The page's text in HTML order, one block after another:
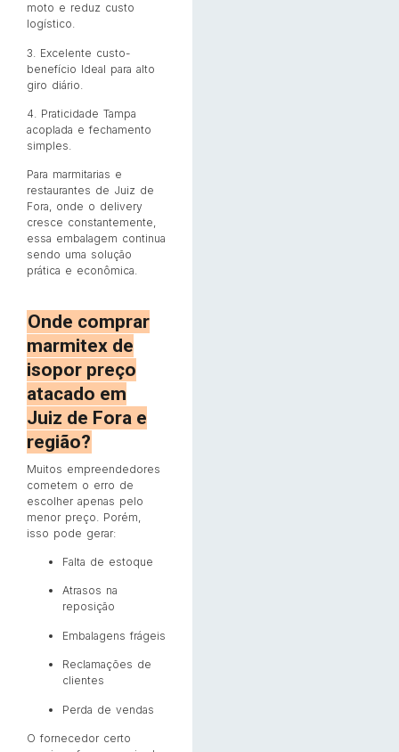
moto e reduz custo
logístico.
3. Excelente custo-
benefício Ideal para alto
giro diário.
4. Praticidade Tampa
acoplada e fechamento
simples.
Para marmitarias e
restaurantes de Juiz de
Fora, onde o delivery
cresce constantemente,
essa embalagem continua
sendo uma solução
prática e econômica.
Onde comprar
marmitex de
isopor preço
atacado em
Juiz de Fora e
região?
Muitos empreendedores
cometem o erro de
escolher apenas pelo
menor preço. Porém,
isso pode gerar:
Falta de estoque
Atrasos na
reposição
Embalagens frágeis
Reclamações de
clientes
Perda de vendas
O fornecedor certo